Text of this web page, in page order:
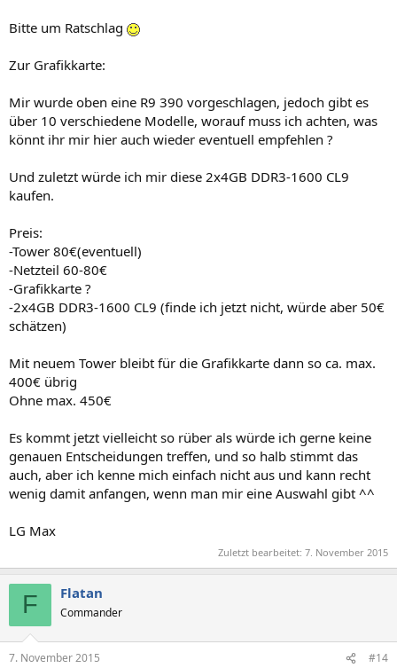
Bitte um Ratschlag
Zur Grafikkarte:
Mir wurde oben eine R9 390 vorgeschlagen, jedoch gibt es
über 10 verschiedene Modelle, worauf muss ich achten, was
könnt ihr mir hier auch wieder eventuell empfehlen ?
Und zuletzt würde ich mir diese 2x4GB DDR3-1600 CL9
kaufen.
Preis:
-Tower 80€(eventuell)
-Netzteil 60-80€
-Grafikkarte ?
-2x4GB DDR3-1600 CL9 (finde ich jetzt nicht, würde aber 50€
schätzen)
Mit neuem Tower bleibt für die Grafikkarte dann so ca. max.
400€ übrig
Ohne max. 450€
Es kommt jetzt vielleicht so rüber als würde ich gerne keine
genauen Entscheidungen treffen, und so halb stimmt das
auch, aber ich kenne mich einfach nicht aus und kann recht
wenig damit anfangen, wenn man mir eine Auswahl gibt ^^
LG Max
Zuletzt bearbeitet: 7. November 2015
F Flatan
Commander
7. November 2015 #14